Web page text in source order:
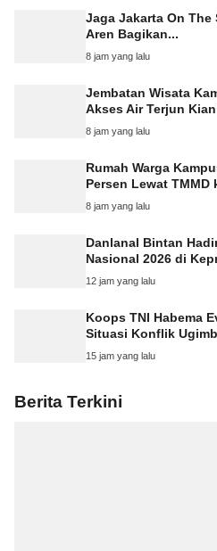
Jaga Jakarta On
Aren Bagikan...
8 jam yang lalu
Jembatan Wisata
Akses Air Terjun
8 jam yang lalu
Rumah Warga
Persen Lewat TMMD
8 jam yang lalu
Danlanal Bintan
Nasional 2026 di
12 jam yang lalu
Koops TNI Habema
Situasi Konflik
15 jam yang lalu
Berita Terkini